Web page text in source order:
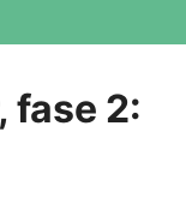
fase 2: